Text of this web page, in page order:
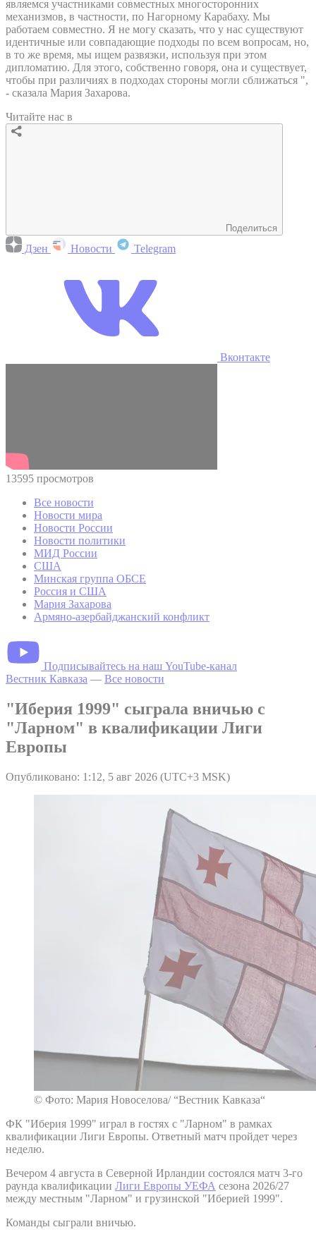
являемся участниками совместных многосторонних
механизмов, в частности, по Нагорному Карабаху. Мы
работаем совместно. Я не могу сказать, что у нас существуют
идентичные или совпадающие подходы по всем вопросам, но,
в то же время, мы ищем развязки, используя при этом
дипломатию. Для этого, собственно говоря, она и существует,
чтобы при различиях в подходах стороны могли сближаться ",
- сказала Мария Захарова.
Читайте нас в
Поделиться
Дзен Новости Telegram
Вконтакте
13595 просмотров
Все новости
Новости мира
Новости России
Новости политики
МИД России
США
Минская группа ОБСЕ
Россия и США
Мария Захарова
Армяно-азербайджанский конфликт
Подписывайтесь на наш YouTube-канал
Вестник Кавказа — Все новости
"Иберия 1999" сыграла вничью с
"Ларном" в квалификации Лиги
Европы
Опубликовано: 1:12, 5 авг 2026 (UTC+3 MSK)
© Фото: Мария Новоселова/ “Вестник Кавказа“
ФК "Иберия 1999" играл в гостях с "Ларном" в рамках
квалификации Лиги Европы. Ответный матч пройдет через
неделю.
Вечером 4 августа в Северной Ирландии состоялся матч 3-го
раунда квалификации Лиги Европы УЕФА сезона 2026/27
между местным "Ларном" и грузинской "Иберией 1999".
Команды сыграли вничью.